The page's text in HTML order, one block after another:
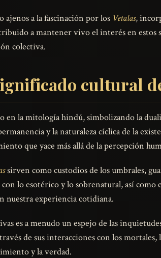
a la fascinación por los Vetalas,
a mantener vivo el interés en estos
colectiva.
cultural
en la mitología hindú, simbolizando la
y la naturaleza cíclica de la
que yace más allá de la percepción
sirven como custodios de los umbrales,
lo esotérico y lo sobrenatural, así
nuestra experiencia cotidiana.
es a menudo un espejo de las
de sus interacciones con los mortales,
y la verdad.